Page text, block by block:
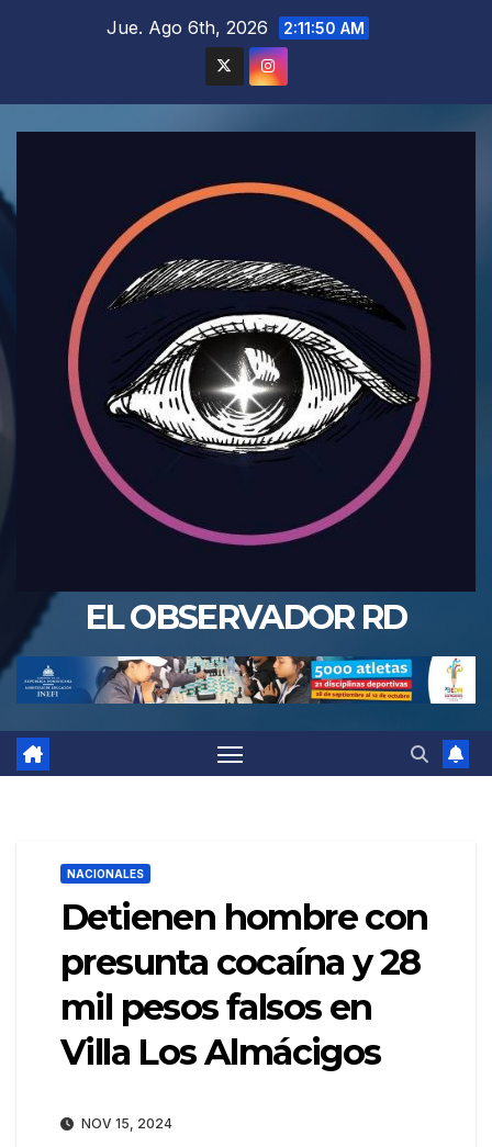
Jue. Ago 6th, 2026 2:11:51 AM
EL OBSERVADOR RD
NACIONALES
Detienen hombre con
presunta cocaína y 28
mil pesos falsos en
Villa Los Almácigos
NOV 15, 2024